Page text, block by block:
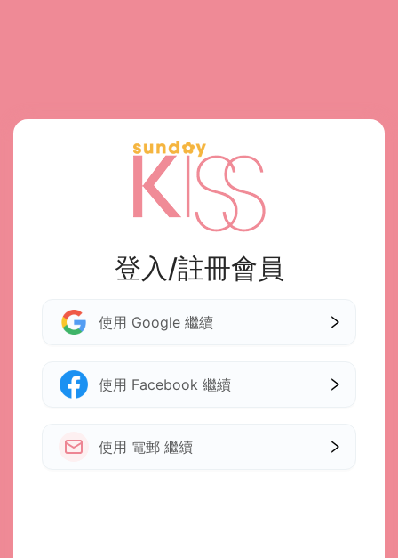
登入/註冊會員
使用 Google 繼續
使用 Facebook 繼續
使用 電郵 繼續